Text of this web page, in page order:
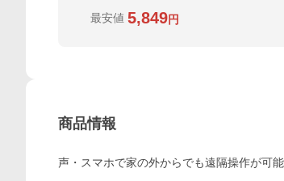
最安値 5,849円
商品情報
声・スマホで家の外からでも遠隔操作が可